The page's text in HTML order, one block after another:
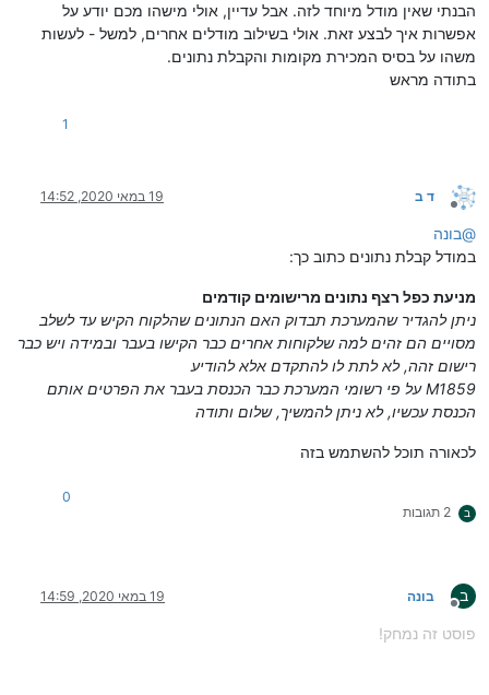
הבנתי שאין מודל מיוחד לזה. אבל עדיין, אולי מישהו מכם יודע על
אפשרות איך לבצע זאת. אולי בשילוב מודלים אחרים, למשל - לעשות
משהו על בסיס המכירת מקומות והקבלת נתונים.
בתודה מראש
1
מנותק
ד ב 19 במאי 2020, 14:52
@בונה
במודל קבלת נתונים כתוב כך:
מניעת כפל רצף נתונים מרישומים קודמים
ניתן להגדיר שהמערכת תבדוק האם הנתונים שהלקוח הקיש עד לשלב
מסויים הם זהים למה שלקוחות אחרים כבר הקישו בעבר ובמידה ויש כבר
רישום זהה, לא לתת לו להתקדם אלא להודיע
M1859 על פי רשומי המערכת כבר הכנסת בעבר את הפרטים אותם
הכנסת עכשיו, לא ניתן להמשיך, שלום ותודה
לכאורה תוכל להשתמש בזה
ב 2 תגובות
0
ב
מנותק
בונה 19 במאי 2020, 14:59
פוסט זה נמחק!